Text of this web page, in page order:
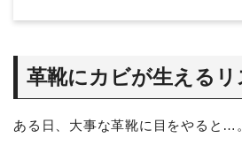
革靴にカビが生える
ある日、大事な革靴に目をやると…